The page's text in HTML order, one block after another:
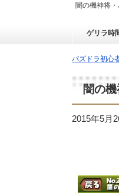
闇の機神将
ゲリラ時
パズドラ初心
闇の
2015年5月